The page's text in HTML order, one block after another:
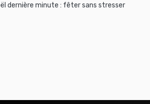
dernière minute : fêter sans stresser